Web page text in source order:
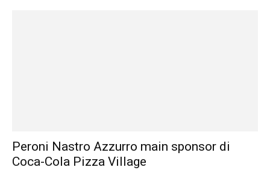
Peroni Nastro Azzurro main sponsor di
Coca-Cola Pizza Village